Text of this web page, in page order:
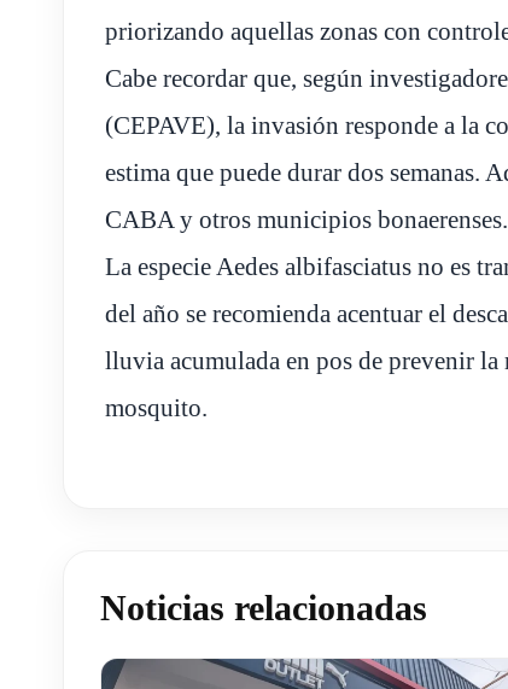
priorizando aquellas zonas con
Cabe recordar que, según
(CEPAVE), la invasión responde a la
estima que puede durar dos semanas.
CABA y otros municipios bonaerenses.
La especie Aedes albifasciatus no es
del año se recomienda acentuar el
lluvia acumulada en pos de prevenir
mosquito.
Noticias relacionadas